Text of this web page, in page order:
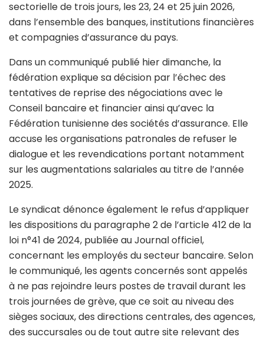
sectorielle de trois jours, les 23, 24 et 25 juin 2026,
dans l’ensemble des banques, institutions financières
et compagnies d’assurance du pays.
Dans un communiqué publié hier dimanche, la
fédération explique sa décision par l’échec des
tentatives de reprise des négociations avec le
Conseil bancaire et financier ainsi qu’avec la
Fédération tunisienne des sociétés d’assurance. Elle
accuse les organisations patronales de refuser le
dialogue et les revendications portant notamment
sur les augmentations salariales au titre de l’année
2025.
Le syndicat dénonce également le refus d’appliquer
les dispositions du paragraphe 2 de l’article 412 de la
loi n°41 de 2024, publiée au Journal officiel,
concernant les employés du secteur bancaire. Selon
le communiqué, les agents concernés sont appelés
à ne pas rejoindre leurs postes de travail durant les
trois journées de grève, que ce soit au niveau des
sièges sociaux, des directions centrales, des agences,
des succursales ou de tout autre site relevant des